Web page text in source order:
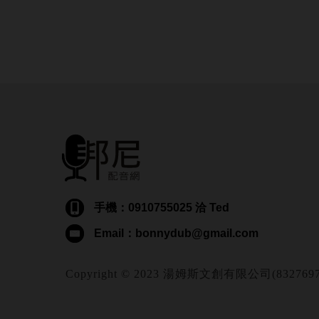
手機：0910755025 洽 Ted
Email：bonnydub@gmail.com
Copyright © 2023 湯姆斯文創有限公司